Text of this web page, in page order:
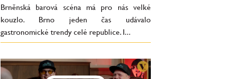
Brněnská barová scéna má pro nás velké
kouzlo. Brno jeden čas udávalo
gastronomické trendy celé republice. I...